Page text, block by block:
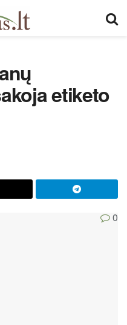
etiketo
0